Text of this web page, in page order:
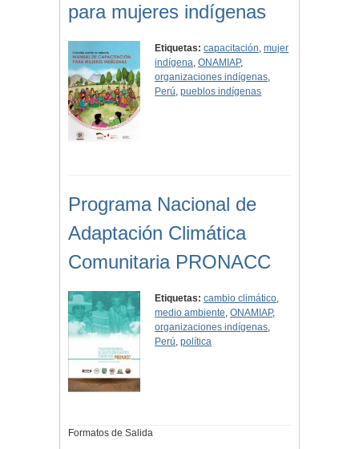
para mujeres indígenas
Etiquetas: capacitación,mujer
indígena,ONAMIAP,
organizaciones indígenas,
Perú,pueblos indígenas
Programa Nacional de
Adaptación Climática
Comunitaria PRONACC
Etiquetas: cambio climático,
medio ambiente,ONAMIAP,
organizaciones indígenas,
Perú,política
Formatos de Salida